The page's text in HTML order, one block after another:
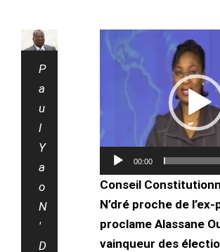
P
a
u
l
Y
a
o
N
'
D
vidéo
00:00
Conseil
N’dré proche de
proclame Alassane
vainqueur des